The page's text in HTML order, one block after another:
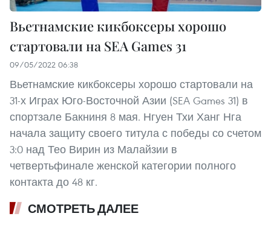
Вьетнамские кикбоксеры хорошо
стартовали на SEA Games 31
09/05/2022 06:38
Вьетнамские кикбоксеры хорошо стартовали на
31-х Играх Юго-Восточной Азии (SEA Games 31) в
спортзале Бакниня 8 мая. Нгуен Тхи Ханг Нга
начала защиту своего титула с победы со счетом
3:0 над Тео Вирин из Малайзии в
четвертьфинале женской категории полного
контакта до 48 кг.
СМОТРЕТЬ ДАЛЕЕ